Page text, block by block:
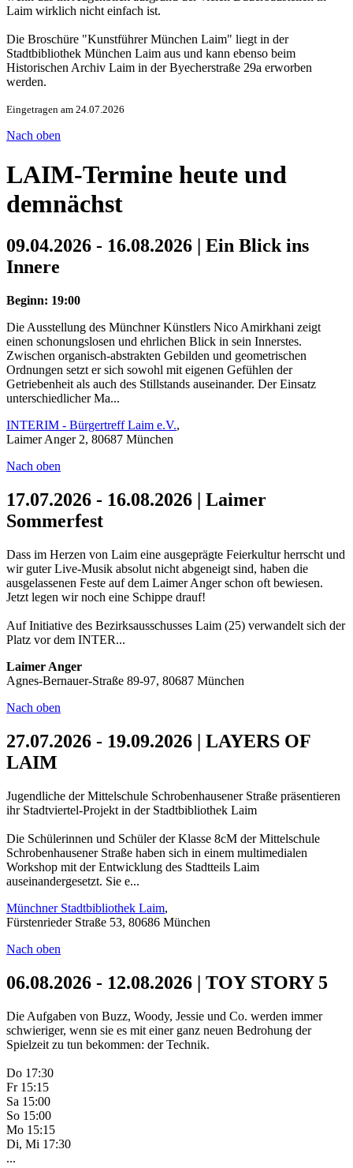
Laim wirklich nicht einfach ist.
Die Broschüre "Kunstführer München Laim" liegt in der
Stadtbibliothek München Laim aus und kann ebenso beim
Historischen Archiv Laim in der Byecherstraße 29a erworben
werden.
Eingetragen am 24.07.2026
Nach oben
LAIM-Termine heute und
demnächst
09.04.2026 - 16.08.2026 | Ein Blick ins
Innere
Beginn: 19:00
Die Ausstellung des Münchner Künstlers Nico Amirkhani zeigt
einen schonungslosen und ehrlichen Blick in sein Innerstes.
Zwischen organisch-abstrakten Gebilden und geometrischen
Ordnungen setzt er sich sowohl mit eigenen Gefühlen der
Getriebenheit als auch des Stillstands auseinander. Der Einsatz
unterschiedlicher Ma...
INTERIM - Bürgertreff Laim e.V.,
Laimer Anger 2, 80687 München
Nach oben
17.07.2026 - 16.08.2026 | Laimer
Sommerfest
Dass im Herzen von Laim eine ausgeprägte Feierkultur herrscht und
wir guter Live-Musik absolut nicht abgeneigt sind, haben die
ausgelassenen Feste auf dem Laimer Anger schon oft bewiesen.
Jetzt legen wir noch eine Schippe drauf!
Auf Initiative des Bezirksausschusses Laim (25) verwandelt sich der
Platz vor dem INTER...
Laimer Anger
Agnes-Bernauer-Straße 89-97, 80687 München
Nach oben
27.07.2026 - 19.09.2026 | LAYERS OF
LAIM
Jugendliche der Mittelschule Schrobenhausener Straße präsentieren
ihr Stadtviertel-Projekt in der Stadtbibliothek Laim
Die Schülerinnen und Schüler der Klasse 8cM der Mittelschule
Schrobenhausener Straße haben sich in einem multimedialen
Workshop mit der Entwicklung des Stadtteils Laim
auseinandergesetzt. Sie e...
Münchner Stadtbibliothek Laim,
Fürstenrieder Straße 53, 80686 München
Nach oben
06.08.2026 - 12.08.2026 | TOY STORY 5
Die Aufgaben von Buzz, Woody, Jessie und Co. werden immer
schwieriger, wenn sie es mit einer ganz neuen Bedrohung der
Spielzeit zu tun bekommen: der Technik.
Do 17:30
Fr 15:15
Sa 15:00
So 15:00
Mo 15:15
Di, Mi 17:30
...